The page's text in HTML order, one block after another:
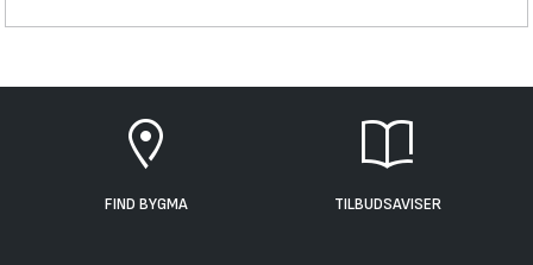
FIND BYGMA TILBUDSAVISER